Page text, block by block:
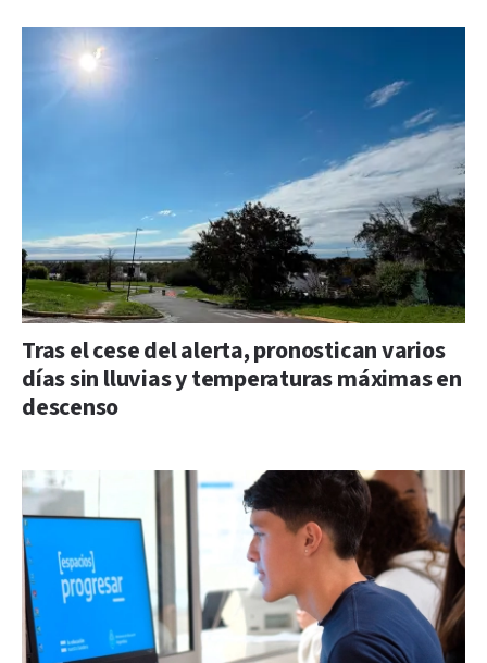
Tras el cese del alerta, pronostican varios
días sin lluvias y temperaturas máximas en
descenso